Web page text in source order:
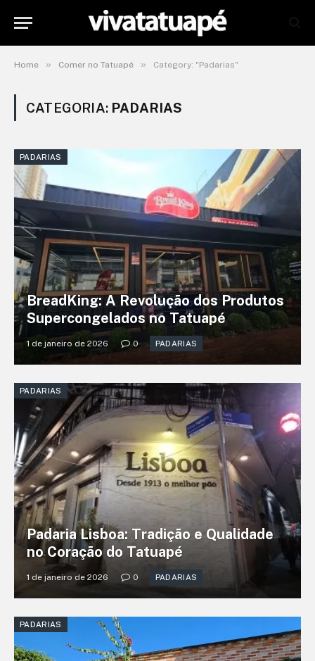
Home » Comer no Tatuapé » Category: "Padarias"
CATEGORIA: PADARIAS
PADARIAS
BreadKing: A Revolução dos Produtos
Supercongelados no Tatuapé
1 de janeiro de 2026 0 PADARIAS
PADARIAS
Padaria Lisboa: Tradição e Qualidade
no Coração do Tatuapé
1 de janeiro de 2026 0 PADARIAS
PADARIAS